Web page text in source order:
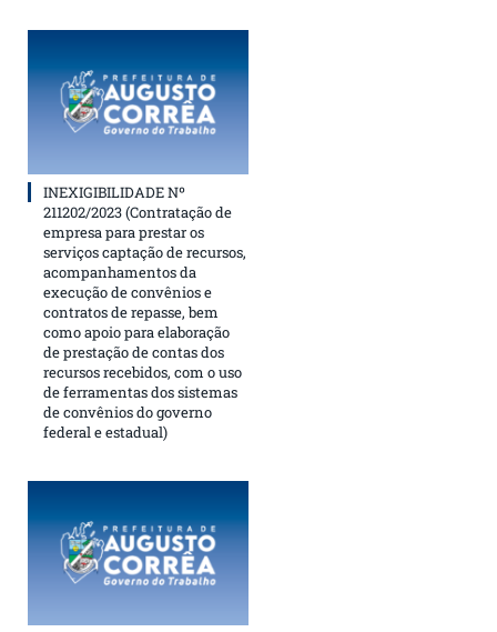
INEXIGIBILIDADE Nº
211202/2023 (Contratação de
empresa para prestar os
serviços captação de recursos,
acompanhamentos da
execução de convênios e
contratos de repasse, bem
como apoio para elaboração
de prestação de contas dos
recursos recebidos, com o uso
de ferramentas dos sistemas
de convênios do governo
federal e estadual)